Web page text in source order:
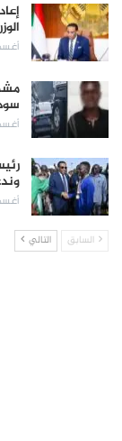
السابق التالي